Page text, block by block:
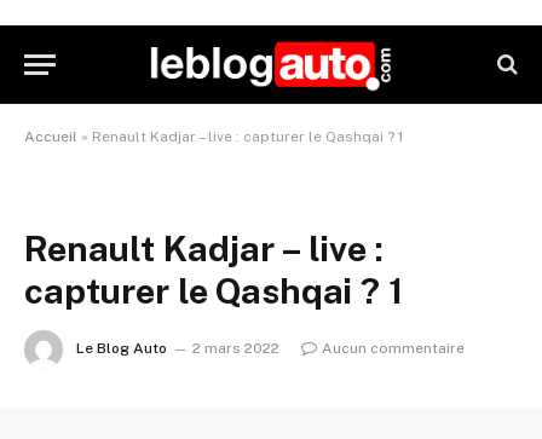
Accueil » Renault Kadjar – live : capturer le Qashqai ? 1
Renault Kadjar – live :
capturer le Qashqai ? 1
Le Blog Auto 2 mars 2022 Aucun commentaire